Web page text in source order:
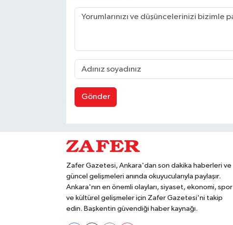
Gönder
Zafer Gazetesi, Ankara'dan son dakika haberleri ve
güncel gelişmeleri anında okuyucularıyla paylaşır.
Ankara'nın en önemli olayları, siyaset, ekonomi, spor
ve kültürel gelişmeler için Zafer Gazetesi'ni takip
edin. Başkentin güvendiği haber kaynağı.